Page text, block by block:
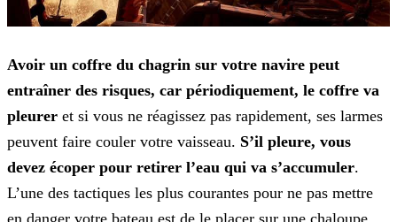
Avoir un coffre du chagrin sur votre navire peut
entraîner des risques, car périodiquement, le coffre va
pleurer et si vous ne réagissez pas rapidement, ses larmes
peuvent faire couler votre vaisseau. S’il pleure, vous
devez écoper pour retirer l’eau qui va s’accumuler.
L’une des tactiques les plus courantes pour ne pas mettre